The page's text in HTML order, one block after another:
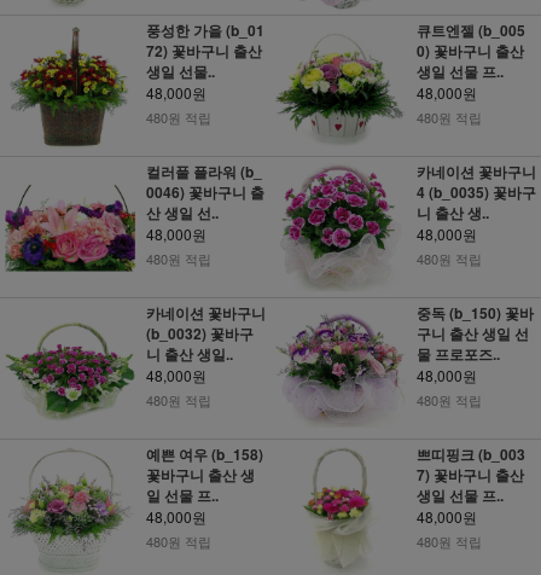
풍성한 가을 (b_01
72) 꽃바구니 출산
생일 선물..
48,000원
480원 적립
큐트엔젤 (b_005
0) 꽃바구니 출산
생일 선물 프..
48,000원
480원 적립
컬러풀 플라워 (b_
0046) 꽃바구니 출
산 생일 선..
48,000원
480원 적립
카네이션 꽃바구니
4 (b_0035) 꽃바구
니 출산 생..
48,000원
480원 적립
카네이션 꽃바구니
(b_0032) 꽃바구
니 출산 생일..
48,000원
480원 적립
중독 (b_150) 꽃바
구니 출산 생일 선
물 프로포즈..
48,000원
480원 적립
예쁜 여우 (b_158)
꽃바구니 출산 생
일 선물 프..
48,000원
480원 적립
쁘띠핑크 (b_003
7) 꽃바구니 출산
생일 선물 프..
48,000원
480원 적립